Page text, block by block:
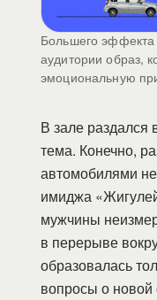
Большего эффекта
аудитории образ,
эмоциональную
В зале раздался
тема. Конечно,
автомобилями
имиджа
мужчины
в перерыве
образовалась
вопросы о